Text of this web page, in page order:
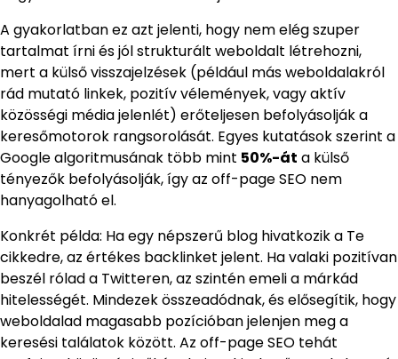
A gyakorlatban ez azt jelenti, hogy nem elég szuper
tartalmat írni és jól strukturált weboldalt létrehozni,
mert a külső visszajelzések (például más weboldalakról
rád mutató linkek, pozitív vélemények, vagy aktív
közösségi média jelenlét) erőteljesen befolyásolják a
keresőmotorok rangsorolását. Egyes kutatások szerint a
Google algoritmusának több mint 50%-át a külső
tényezők befolyásolják, így az off-page SEO nem
hanyagolható el.
Konkrét példa: Ha egy népszerű blog hivatkozik a Te
cikkedre, az értékes backlinket jelent. Ha valaki pozitívan
beszél rólad a Twitteren, az szintén emeli a márkád
hitelességét. Mindezek összeadódnak, és elősegítik, hogy
weboldalad magasabb pozícióban jelenjen meg a
keresési találatok között. Az off-page SEO tehát